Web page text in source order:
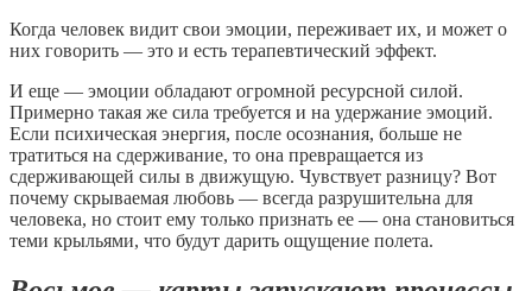
Когда человек видит свои эмоции, переживает их, и может о
них говорить — это и есть терапевтический эффект.
И еще — эмоции обладают огромной ресурсной силой.
Примерно такая же сила требуется и на удержание эмоций.
Если психическая энергия, после осознания, больше не
тратиться на сдерживание, то она превращается из
сдерживающей силы в движущую. Чувствует разницу? Вот
почему скрываемая любовь — всегда разрушительна для
человека, но стоит ему только признать ее — она становиться
теми крыльями, что будут дарить ощущение полета.